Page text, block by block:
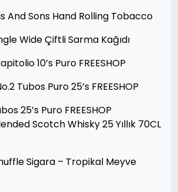
And Sons Hand Rolling Tobacco
Wide Çiftli Sarma Kağıdı
10’s Puro FREESHOP
Tubos Puro 25’s FREESHOP
25’s Puro FREESHOP
Scotch Whisky 25 Yıllık 70CL
Sigara – Tropikal Meyve